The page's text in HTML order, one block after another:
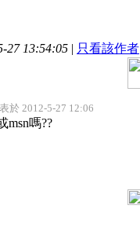
27 13:54:05 | 只看該作者
於 2012-5-27 12:06
msn嗎??